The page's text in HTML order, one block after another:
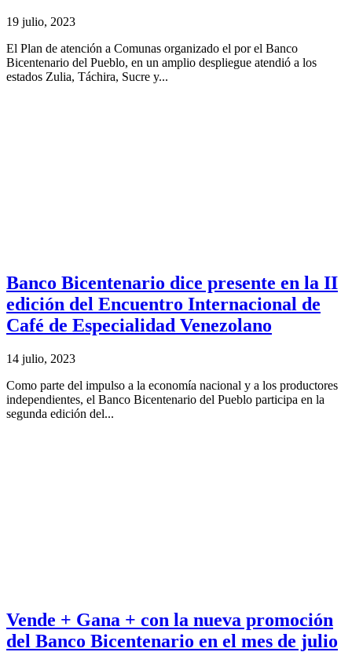
19 julio, 2023
El Plan de atención a Comunas organizado el por el Banco
Bicentenario del Pueblo, en un amplio despliegue atendió a los
estados Zulia, Táchira, Sucre y...
Banco Bicentenario dice presente en la II
edición del Encuentro Internacional de
Café de Especialidad Venezolano
14 julio, 2023
Como parte del impulso a la economía nacional y a los productores
independientes, el Banco Bicentenario del Pueblo participa en la
segunda edición del...
Vende + Gana + con la nueva promoción
del Banco Bicentenario en el mes de julio